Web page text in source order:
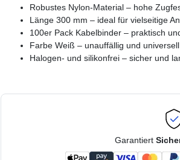
Robustes Nylon-Material – hohe
Länge 300 mm – ideal für vielseitige
100er Pack Kabelbinder – praktisch
Farbe Weiß – unauffällig und
Halogen- und silikonfrei – sicher und
Garantiert